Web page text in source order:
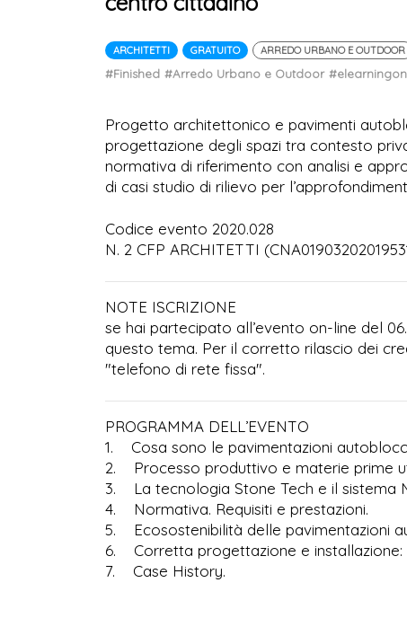
ARCHITETTI GRATUITO ARREDO URBANO E OUTDOOR
#Finished #Arredo Urbano e Outdoor
Progetto architettonico e pavimenti
progettazione degli spazi tra contesto
normativa di riferimento con analisi e
di casi studio di rilievo per
Codice evento 2020.028
N. 2 CFP ARCHITETTI
NOTE ISCRIZIONE
se hai partecipato all’evento on-line del
questo tema. Per il corretto rilascio dei
"telefono di rete fissa".
PROGRAMMA DELL’EVENTO
1. Cosa sono le pavimentazioni
2. Processo produttivo e materie prime
3. La tecnologia Stone Tech e il sistema
4. Normativa. Requisiti e prestazioni.
5. Ecosostenibilità delle pavimentazioni
6. Corretta progettazione e installazione:
7. Case History.